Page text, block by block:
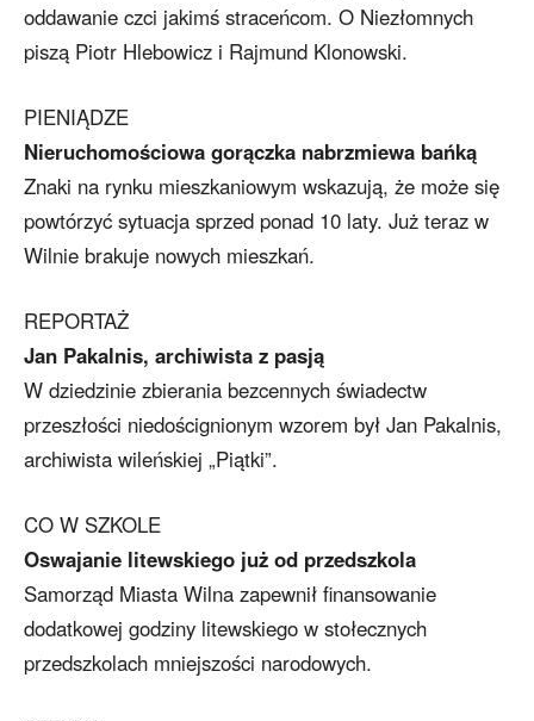
oddawanie czci jakimś straceńcom. O Niezłomnych
piszą Piotr Hlebowicz i Rajmund Klonowski.
PIENIĄDZE
Nieruchomościowa gorączka nabrzmiewa bańką
Znaki na rynku mieszkaniowym wskazują, że może się
powtórzyć sytuacja sprzed ponad 10 laty. Już teraz w
Wilnie brakuje nowych mieszkań.
REPORTAŻ
Jan Pakalnis, archiwista z pasją
W dziedzinie zbierania bezcennych świadectw
przeszłości niedoścignionym wzorem był Jan Pakalnis,
archiwista wileńskiej „Piątki”.
CO W SZKOLE
Oswajanie litewskiego już od przedszkola
Samorząd Miasta Wilna zapewnił finansowanie
dodatkowej godziny litewskiego w stołecznych
przedszkolach mniejszości narodowych.